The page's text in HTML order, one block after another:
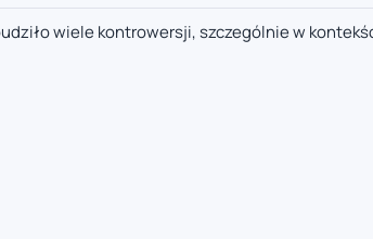
wiele kontrowersji, szczególnie w